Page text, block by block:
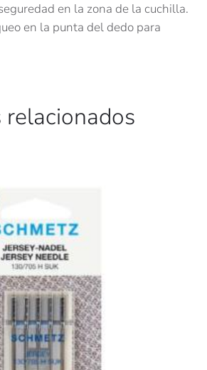
en la zona de la cuchilla.
en la punta del dedo para